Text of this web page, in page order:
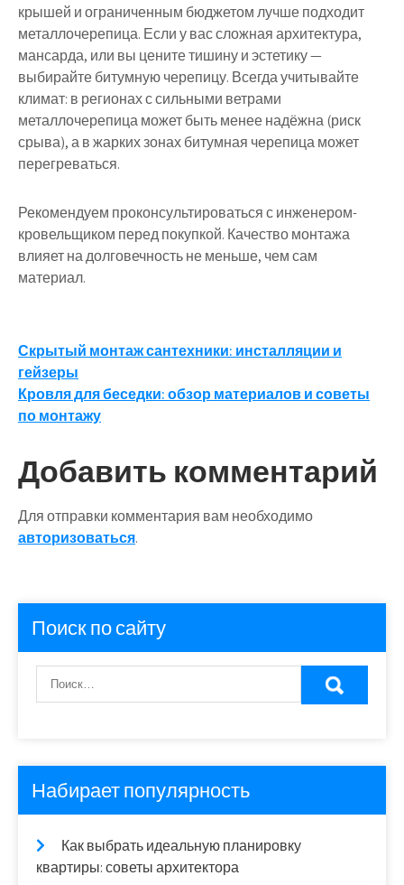
крышей и ограниченным бюджетом лучше подходит
металлочерепица. Если у вас сложная архитектура,
мансарда, или вы цените тишину и эстетику —
выбирайтебитумную черепицу. Всегда учитывайте
климат: в регионах с сильными ветрами
металлочерепица может быть менее надёжна (риск
срыва), а в жарких зонах битумная черепица может
перегреваться.
Рекомендуем проконсультироваться с инженером-
кровельщиком перед покупкой. Качество монтажа
влияет на долговечность не меньше, чем сам
материал.
Навигация
по
записям
Скрытый монтаж сантехники: инсталляции и
гейзеры
Кровля для беседки: обзор материалов и советы
по монтажу
Добавить комментарий
Для отправки комментария вам необходимо
авторизоваться.
Поиск по сайту
Набирает популярность
Как выбрать идеальную планировку
квартиры: советы архитектора